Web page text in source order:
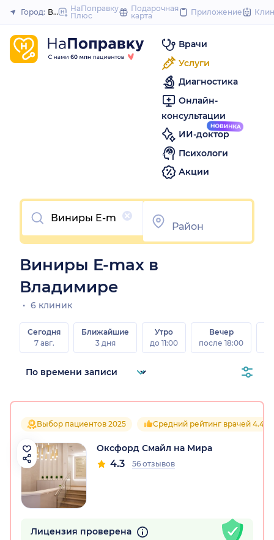
to
Закрыть
Город: ВладимирНаПоправку
Плюс
Подарочная
карта
Приложение
Врачи
Услуги
Диагностика
Онлайн-
консультации
ИИ-доктор
Психологи
Акции
Очистить
Виниры E-max в
Владимире
6 клиник
Сегодня
7 авг.
Ближайшие
3 дня
Утро
до 11:00
Вечер
после 18:00
Выбор пациентов 2025 Средний рейтинг врачей 4.4
Оксфорд Смайл на Мира
4.3 56 отзывов
Лицензия проверена